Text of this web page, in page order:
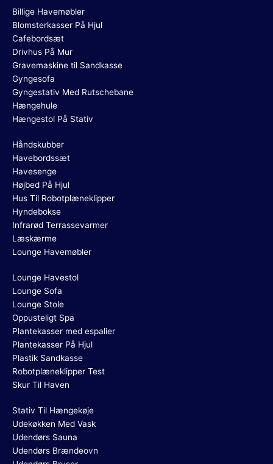
Billige Havemøbler
Blomsterkasser På Hjul
Cafebordsæt
Drivhus På Mur
Gravemaskine til Sandkasse
Gyngesofa
Gyngestativ Med Rutschebane
Hængehule
Hængestol På Stativ
Håndskubber
Havebordssæt
Havesenge
Højbed På Hjul
Hus Til Robotplæneklipper
Hyndebokse
Infrarød Terrassevarmer
Læskærme
Lounge Havemøbler
Lounge Havestol
Lounge Sofa
Lounge Stole
Oppusteligt Spa
Plantekasser med espalier
Plantekasser På Hjul
Plastik Sandkasse
Robotplæneklipper Test
Skur Til Haven
Stativ Til Hængekøje
Udekøkken Med Vask
Udendørs Sauna
Udendørs Brændeovn